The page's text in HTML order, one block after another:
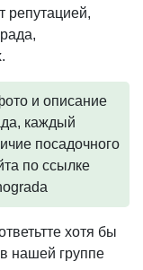
репутацией,
и описание
каждый
посадочного
по ссылке
хотя бы
нашей группе